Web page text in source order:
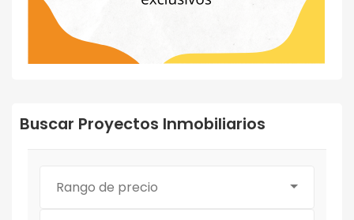
Buscar Proyectos Inmobiliarios
Rango de precio